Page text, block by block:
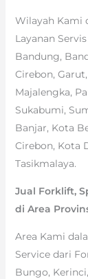
Wilayah Kami
Layanan
Bandung,
Cirebon,
Majalengka,
Sukabumi,
Banjar, Kota
Cirebon, Kota
Tasikmalaya.
Jual Forklift,
di Area
Area Kami
Service dari
Bungo,